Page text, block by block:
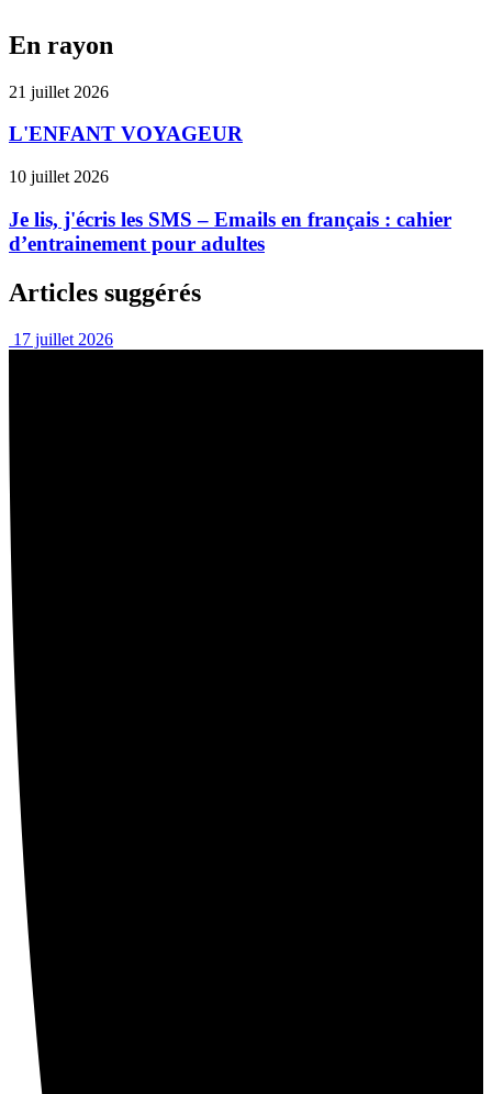
En rayon
21 juillet 2026
L'ENFANT VOYAGEUR
10 juillet 2026
Je lis, j'écris les SMS – Emails en français : cahier
d’entrainement pour adultes
Articles suggérés
17 juillet 2026